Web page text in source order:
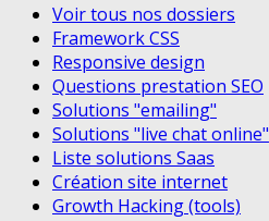
Voir tous nos dossiers
Framework CSS
Responsive design
Questions prestation SEO
Solutions "emailing"
Solutions "live chat online"
Liste solutions Saas
Création site internet
Growth Hacking (tools)